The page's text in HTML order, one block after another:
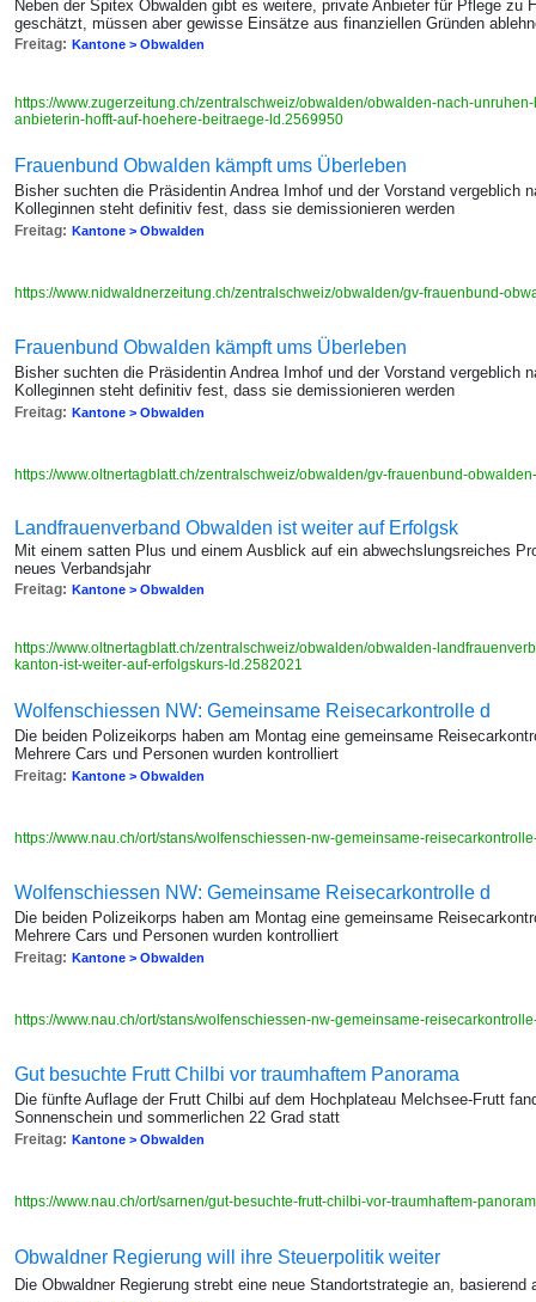
Neben der Spitex Obwalden gibt es weitere, private Anbieter für Pflege zu
geschätzt, müssen aber gewisse Einsätze aus finanziellen Gründen
Freitag: Kantone > Obwalden
https://www.zugerzeitung.ch/zentralschweiz/obwalden/obwalden-nach-
anbieterin-hofft-auf-hoehere-beitraege-ld.2569950
Frauenbund Obwalden kämpft ums Überleben
Bisher suchten die Präsidentin Andrea Imhof und der Vorstand vergeblich
Kolleginnen steht definitiv fest, dass sie demissionieren werden
Freitag: Kantone > Obwalden
https://www.nidwaldnerzeitung.ch/zentralschweiz/obwalden/gv-frauenbund-
Frauenbund Obwalden kämpft ums Überleben
Bisher suchten die Präsidentin Andrea Imhof und der Vorstand vergeblich
Kolleginnen steht definitiv fest, dass sie demissionieren werden
Freitag: Kantone > Obwalden
https://www.oltnertagblatt.ch/zentralschweiz/obwalden/gv-frauenbund-
Landfrauenverband Obwalden ist weiter auf Erfolgsk
Mit einem satten Plus und einem Ausblick auf ein abwechslungsreiches
neues Verbandsjahr
Freitag: Kantone > Obwalden
https://www.oltnertagblatt.ch/zentralschweiz/obwalden/obwalden-
kanton-ist-weiter-auf-erfolgskurs-ld.2582021
Wolfenschiessen NW: Gemeinsame Reisecarkontrolle d
Die beiden Polizeikorps haben am Montag eine gemeinsame
Mehrere Cars und Personen wurden kontrolliert
Freitag: Kantone > Obwalden
https://www.nau.ch/ort/stans/wolfenschiessen-nw-gemeinsame-
Wolfenschiessen NW: Gemeinsame Reisecarkontrolle d
Die beiden Polizeikorps haben am Montag eine gemeinsame
Mehrere Cars und Personen wurden kontrolliert
Freitag: Kantone > Obwalden
https://www.nau.ch/ort/stans/wolfenschiessen-nw-gemeinsame-
Gut besuchte Frutt Chilbi vor traumhaftem Panorama
Die fünfte Auflage der Frutt Chilbi auf dem Hochplateau Melchsee-Frutt
Sonnenschein und sommerlichen 22 Grad statt
Freitag: Kantone > Obwalden
https://www.nau.ch/ort/sarnen/gut-besuchte-frutt-chilbi-vor-traumhaftem-
Obwaldner Regierung will ihre Steuerpolitik weiter
Die Obwaldner Regierung strebt eine neue Standortstrategie an,